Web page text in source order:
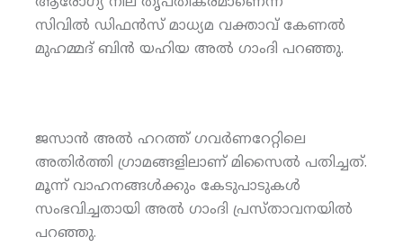
സിവില്‍ ഡിഫന്‍സ് മാധ്യമ വക്താവ് കേണല്‍
മുഹമ്മദ് ബിന്‍ യഹിയ അല്‍ ഗാംദി പറഞ്ഞു.
ജസാന്‍ അല്‍ ഹറത്ത് ഗവര്‍ണറേറ്റിലെ
അതിര്‍ത്തി ഗ്രാമങ്ങളിലാണ് മിസൈല്‍ പതിച്ചത്.
മൂന്ന് വാഹനങ്ങള്‍ക്കും കേടുപാടുകള്‍
സംഭവിച്ചതായി അല്‍ ഗാംദി പ്രസ്താവനയില്‍
പറഞ്ഞു.